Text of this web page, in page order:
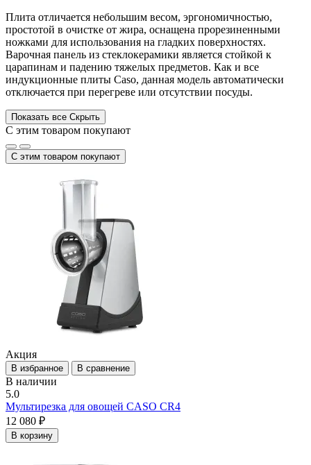
Плита отличается небольшим весом, эргономичностью,
простотой в очистке от жира, оснащена прорезиненными
ножками для использования на гладких поверхностях.
Варочная панель из стеклокерамики является стойкой к
царапинам и падению тяжелых предметов. Как и все
индукционные плиты Caso, данная модель автоматически
отключается при перегреве или отсутствии посуды.
Показать все Скрыть
С этим товаром покупают
С этим товаром покупают
Акция
В избранное В сравнение
В наличии
5.0
Мультирезка для овощей CASO CR4
12 080 ₽
В корзину